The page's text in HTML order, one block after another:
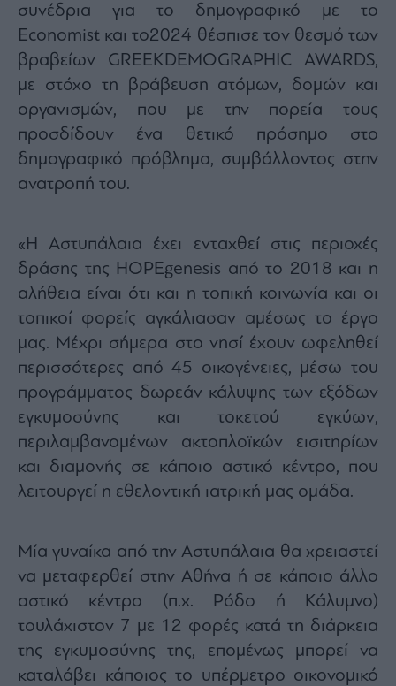
συνέδρια για το δημογραφικό με το
Economist και το2024 θέσπισε τον θεσμό των
βραβείων GREEKDEMOGRAPHIC AWARDS,
με στόχο τη βράβευση ατόμων, δομών και
οργανισμών, που με την πορεία τους
προσδίδουν ένα θετικό πρόσημο στο
δημογραφικό πρόβλημα, συμβάλλοντος στην
ανατροπή του.
«Η Αστυπάλαια έχει ενταχθεί στις περιοχές
δράσης της HOPEgenesis από το 2018 και η
αλήθεια είναι ότι και η τοπική κοινωνία και οι
τοπικοί φορείς αγκάλιασαν αμέσως το έργο
μας. Μέχρι σήμερα στο νησί έχουν ωφεληθεί
περισσότερες από 45 οικογένειες, μέσω του
προγράμματος δωρεάν κάλυψης των εξόδων
εγκυμοσύνης και τοκετού εγκύων,
περιλαμβανομένων ακτοπλοϊκών εισιτηρίων
και διαμονής σε κάποιο αστικό κέντρο, που
λειτουργεί η εθελοντική ιατρική μας ομάδα.
Μία γυναίκα από την Αστυπάλαια θα χρειαστεί
να μεταφερθεί στην Αθήνα ή σε κάποιο άλλο
αστικό κέντρο (π.χ. Ρόδο ή Κάλυμνο)
τουλάχιστον 7 με 12 φορές κατά τη διάρκεια
της εγκυμοσύνης της, επομένως μπορεί να
καταλάβει κάποιος το υπέρμετρο οικονομικό